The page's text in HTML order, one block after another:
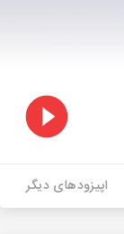
اپیزودهای دیگر